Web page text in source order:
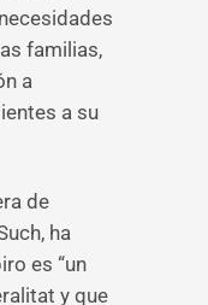
familias,
a
a su
de
ha
es “un
y que